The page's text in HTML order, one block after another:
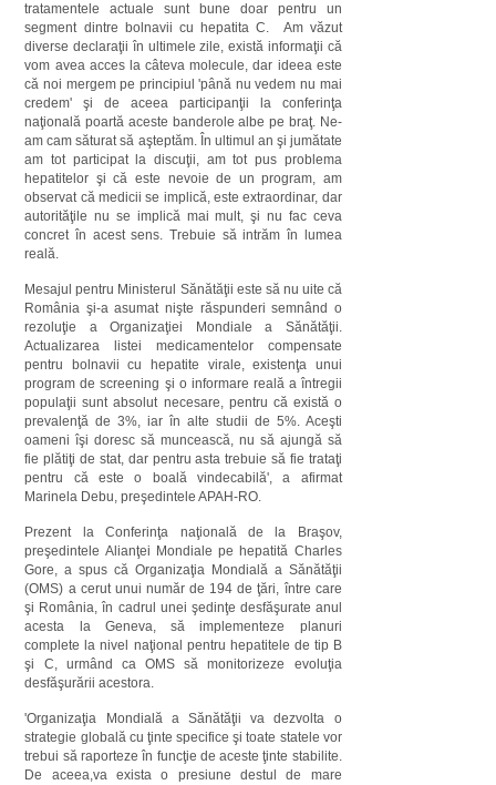
tratamentele actuale sunt bune doar pentru un
segment dintre bolnavii cu hepatita C. Am văzut
diverse declaraţii în ultimele zile, există informaţii că
vom avea acces la câteva molecule, dar ideea este
că noi mergem pe principiul 'până nu vedem nu mai
credem' şi de aceea participanţii la conferinţa
naţională poartă aceste banderole albe pe braţ. Ne-
am cam săturat să aşteptăm. În ultimul an şi jumătate
am tot participat la discuţii, am tot pus problema
hepatitelor şi că este nevoie de un program, am
observat că medicii se implică, este extraordinar, dar
autorităţile nu se implică mai mult, şi nu fac ceva
concret în acest sens. Trebuie să intrăm în lumea
reală.
Mesajul pentru Ministerul Sănătăţii este să nu uite că
România şi-a asumat nişte răspunderi semnând o
rezoluţie a Organizaţiei Mondiale a Sănătăţii.
Actualizarea listei medicamentelor compensate
pentru bolnavii cu hepatite virale, existenţa unui
program de screening şi o informare reală a întregii
populaţii sunt absolut necesare, pentru că există o
prevalenţă de 3%, iar în alte studii de 5%. Aceşti
oameni îşi doresc să muncească, nu să ajungă să
fie plătiţi de stat, dar pentru asta trebuie să fie trataţi
pentru că este o boală vindecabilă', a afirmat
Marinela Debu, preşedintele APAH-RO.
Prezent la Conferinţa naţională de la Braşov,
preşedintele Alianţei Mondiale pe hepatită Charles
Gore, a spus că Organizaţia Mondială a Sănătăţii
(OMS) a cerut unui număr de 194 de ţări, între care
şi România, în cadrul unei şedinţe desfăşurate anul
acesta la Geneva, să implementeze planuri
complete la nivel naţional pentru hepatitele de tip B
şi C, urmând ca OMS să monitorizeze evoluţia
desfăşurării acestora.
'Organizaţia Mondială a Sănătăţii va dezvolta o
strategie globală cu ţinte specifice şi toate statele vor
trebui să raporteze în funcţie de aceste ţinte stabilite.
De aceea,va exista o presiune destul de mare